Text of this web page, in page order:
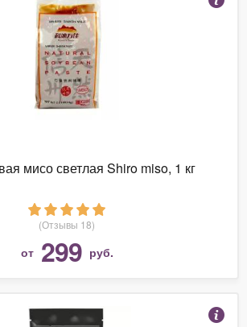
мисо светлая Shiro miso, 1 кг
(Отзывы 18)
от 299 руб.